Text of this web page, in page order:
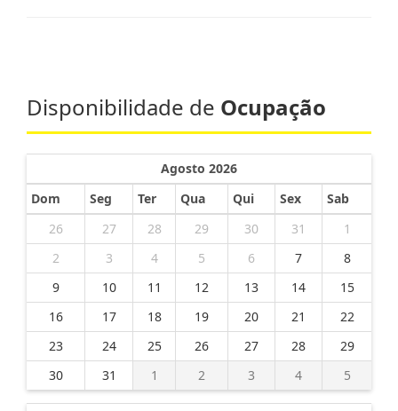
Disponibilidade de Ocupação
Agosto 2026
Dom
Seg Ter Qua Qui Sex
Sab
26
27 28 29 30 31
1
2
3 4 5 6 7
8
9
10 11 12 13 14
15
16
17 18 19 20 21
22
23
24 25 26 27 28
29
30
31 1 2 3 4 5